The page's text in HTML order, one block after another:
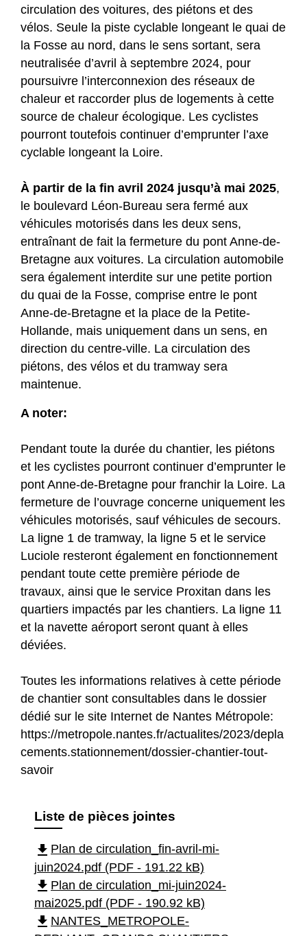
circulation des voitures, des piétons et des
vélos. Seule la piste cyclable longeant le quai de
la Fosse au nord, dans le sens sortant, sera
neutralisée d’avril à septembre 2024, pour
poursuivre l’interconnexion des réseaux de
chaleur et raccorder plus de logements à cette
source de chaleur écologique. Les cyclistes
pourront toutefois continuer d’emprunter l’axe
cyclable longeant la Loire.
À partir de la fin avril 2024 jusqu’à mai 2025,
le boulevard Léon-Bureau sera fermé aux
véhicules motorisés dans les deux sens,
entraînant de fait la fermeture du pont Anne-de-
Bretagne aux voitures. La circulation automobile
sera également interdite sur une petite portion
du quai de la Fosse, comprise entre le pont
Anne-de-Bretagne et la place de la Petite-
Hollande, mais uniquement dans un sens, en
direction du centre-ville. La circulation des
piétons, des vélos et du tramway sera
maintenue.
A noter:
Pendant toute la durée du chantier, les piétons
et les cyclistes pourront continuer d’emprunter le
pont Anne-de-Bretagne pour franchir la Loire. La
fermeture de l’ouvrage concerne uniquement les
véhicules motorisés, sauf véhicules de secours.
La ligne 1 de tramway, la ligne 5 et le service
Luciole resteront également en fonctionnement
pendant toute cette première période de
travaux, ainsi que le service Proxitan dans les
quartiers impactés par les chantiers. La ligne 11
et la navette aéroport seront quant à elles
déviées.
Toutes les informations relatives à cette période
de chantier sont consultables dans le dossier
dédié sur le site Internet de Nantes Métropole:
https://metropole.nantes.fr/actualites/2023/depla
cements.stationnement/dossier-chantier-tout-
savoir
Liste de pièces jointes
file_download Plan de circulation_fin-avril-mi-
juin2024.pdf (PDF - 191.22 kB)
file_download Plan de circulation_mi-juin2024-
mai2025.pdf (PDF - 190.92 kB)
file_download NANTES_METROPOLE-